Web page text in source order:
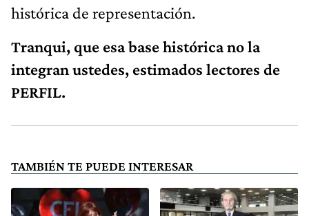
histórica de representación.
Tranqui, que esa base histórica no la
integran ustedes, estimados lectores de
PERFIL.
TAMBIÉN TE PUEDE INTERESAR